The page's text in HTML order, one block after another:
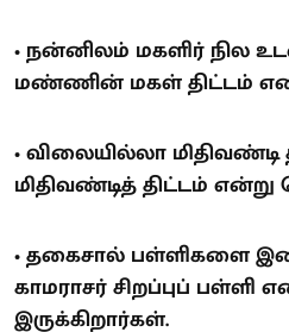
• நன்னிலம் மகளிர் நில
மண்ணின் மகள் திட்டம் என
• விலையில்லா மிதிவண்டி
மிதிவண்டித் திட்டம் என்று
• தகைசால் பள்ளிகளை
காமராசர் சிறப்புப் பள்ளி
இருக்கிறார்கள்.